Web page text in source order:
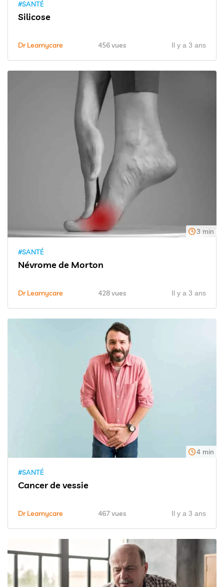
#SANTÉ
Silicose
Dr Learnycare 456 vues Il y a 3 ans
3 min
#SANTÉ
Névrome de Morton
Dr Learnycare 428 vues Il y a 3 ans
4 min
#SANTÉ
Cancer de vessie
Dr Learnycare 467 vues Il y a 3 ans